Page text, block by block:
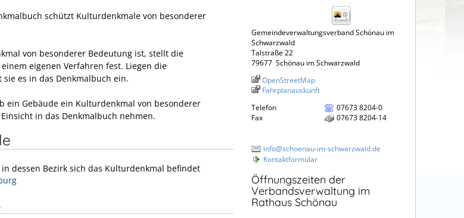
schützt Kulturdenkmale von besonderer
von besonderer Bedeutung ist, stellt die
eigenen Verfahren fest. Liegen die
es in das Denkmalbuch ein.
ein Gebäude ein Kulturdenkmal von besonderer
in das Denkmalbuch nehmen.
dessen Bezirk sich das Kulturdenkmal befindet
Gemeindeverwaltungsverband Schönau im
Schwarzwald
Talstraße 22
79677 Schönau im Schwarzwald
OpenStreetMap
Fahrplanauskunft
Telefon
07673 8204-0
Fax
07673 8204-14
info@schoenau-im-schwarzwald.de
Kontaktformular
Öffnungszeiten der
Verbandsverwaltung im
Rathaus Schönau